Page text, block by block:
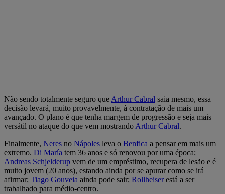
Não sendo totalmente seguro queArthur Cabral saia mesmo, essa
decisão levará, muito provavelmente, à contratação de mais um
avançado. O plano é que tenha margem de progressão e seja mais
versátil no ataque do que vem mostrandoArthur Cabral.
Finalmente, Neres no Nápoles leva o Benfica a pensar em mais um
extremo. Di María tem 36 anos e só renovou por uma época;
Andreas Schjelderup vem de um empréstimo, recupera de lesão e é
muito jovem (20 anos), estando ainda por se apurar como se irá
afirmar; Tiago Gouveia ainda pode sair; Rollheiserestá a ser
trabalhado para médio-centro.